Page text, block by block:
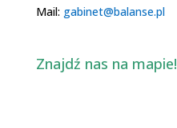
Mail: gabinet@balanse.pl
Znajdź nas na mapie!